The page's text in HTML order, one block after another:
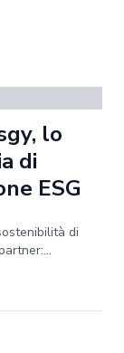
lo
di
ESG
di